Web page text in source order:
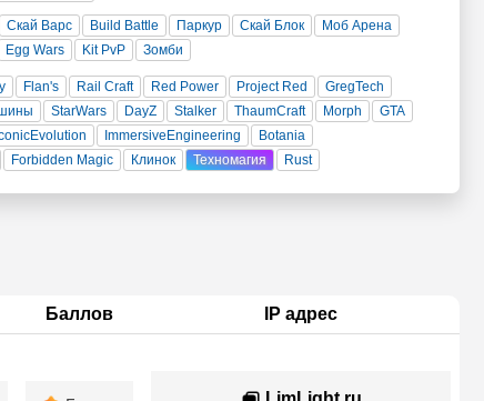
Скай Варс Build Battle Паркур Скай Блок
Моб Арена
Egg Wars Kit PvP Зомби
Flan's Rail Craft Red Power Project Red
GregTech
StarWars DayZ Stalker ThaumCraft Morph
GTA
ImmersiveEngineering
Botania
Forbidden Magic Клинок Техномагия Rust
Баллов IP адрес